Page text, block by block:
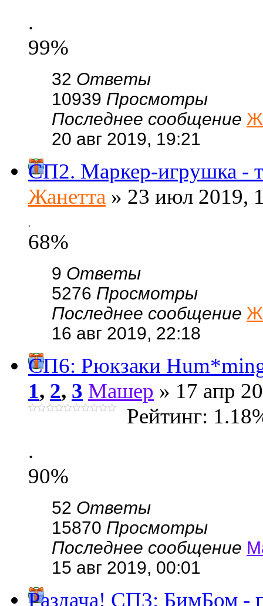
.
99%
32 Ответы
10939 Просмотры
Последнее сообщение
20 авг 2019, 19:21
СП2. Маркер-игрушка -
Жанетта » 23 июл 2019,
.
68%
9 Ответы
5276 Просмотры
Последнее сообщение
16 авг 2019, 22:18
СП6: Рюкзаки
1, 2, 3 Машер » 17 апр
Рейтинг:
.
90%
52 Ответы
15870 Просмотры
Последнее сообщение
15 авг 2019, 00:01
Раздача! СП3: БимБом